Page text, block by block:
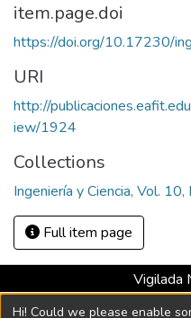
item.page.doi
https://doi.org/10.17230/
URI
http://
iew/1924
Collections
Ingeniería y Ciencia, Vol.
Full item page
Vigilada
Universidad con
Hi! Could we please enable